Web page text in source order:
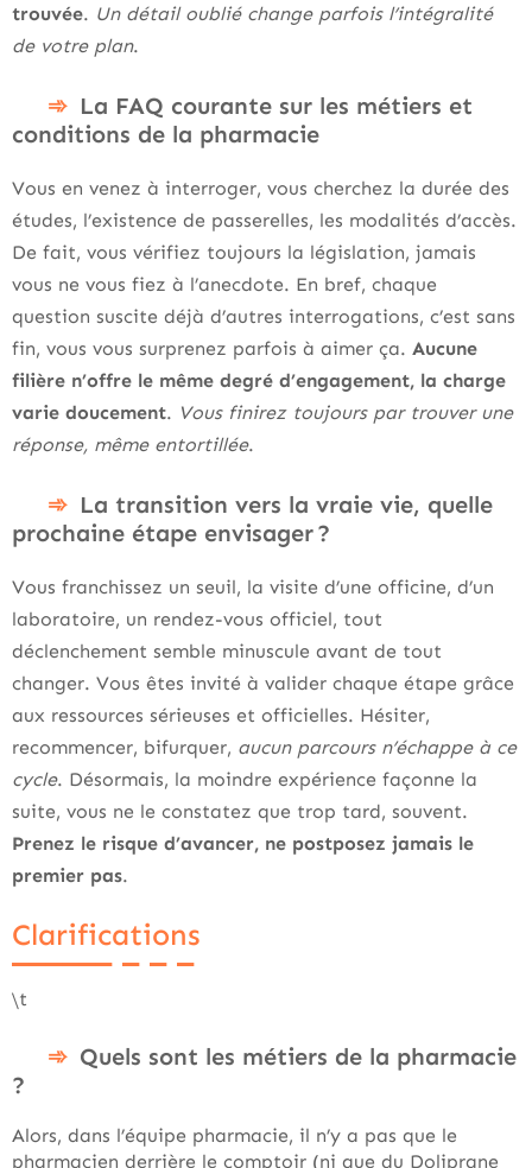
trouvée. Un détail oublié change parfois l’intégralité
de votre plan.
La FAQ courante sur les métiers et
conditions de la pharmacie
Vous en venez à interroger, vous cherchez la durée des
études, l’existence de passerelles, les modalités d’accès.
De fait, vous vérifiez toujours la législation, jamais
vous ne vous fiez à l’anecdote. En bref, chaque
question suscite déjà d’autres interrogations, c’est sans
fin, vous vous surprenez parfois à aimer ça. Aucune
filière n’offre le même degré d’engagement, la charge
varie doucement. Vous finirez toujours par trouver une
réponse, même entortillée.
La transition vers la vraie vie, quelle
prochaine étape envisager ?
Vous franchissez un seuil, la visite d’une officine, d’un
laboratoire, un rendez-vous officiel, tout
déclenchement semble minuscule avant de tout
changer. Vous êtes invité à valider chaque étape grâce
aux ressources sérieuses et officielles. Hésiter,
recommencer, bifurquer, aucun parcours n’échappe à ce
cycle. Désormais, la moindre expérience façonne la
suite, vous ne le constatez que trop tard, souvent.
Prenez le risque d’avancer, ne postposez jamais le
premier pas.
Clarifications
\t
Quels sont les métiers de la pharmacie
?
Alors, dans l’équipe pharmacie, il n’y a pas que le
pharmacien derrière le comptoir (ni que du Doliprane